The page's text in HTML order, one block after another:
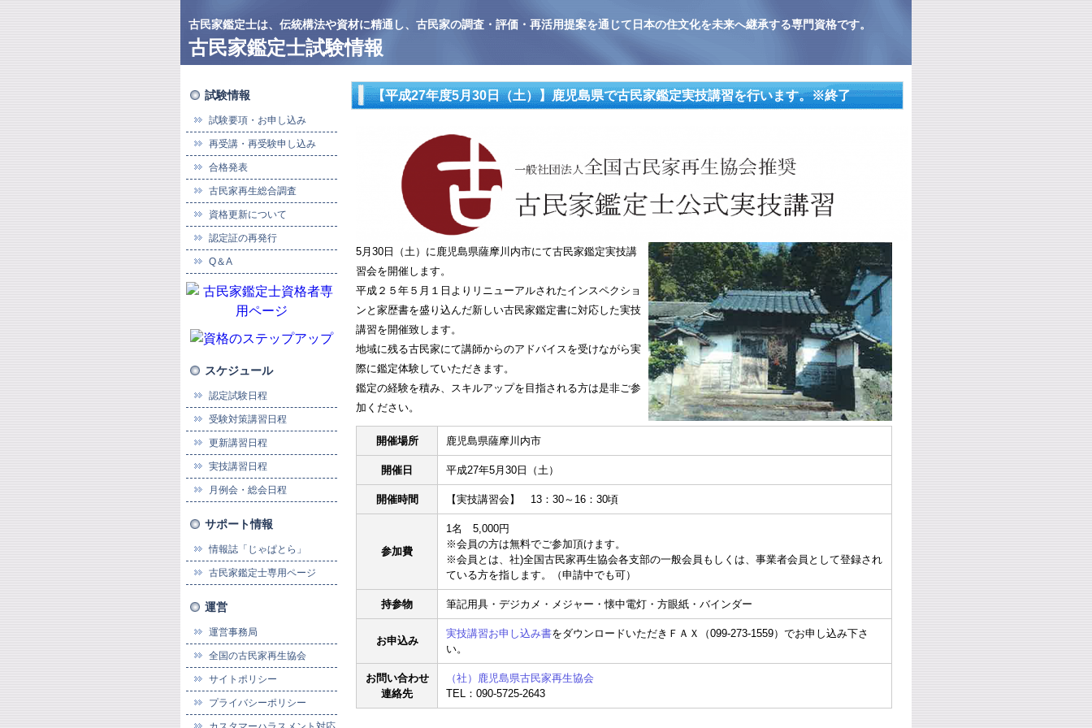
古民家鑑定士は、伝統構法や資材に精通し、古民家の調査・評価・再活用提案を通じて日本の住文化を未来へ継承する専門資格です。
古民家鑑定士試験情報
試験情報
試験要項・お申し込み
再受講・再受験申し込み
合格発表
古民家再生総合調査
資格更新について
認定証の再発行
Q＆A
スケジュール
認定試験日程
受験対策講習日程
更新講習日程
実技講習日程
月例会・総会日程
サポート情報
情報誌「じゃぱとら」
古民家鑑定士専用ページ
運営
運営事務局
全国の古民家再生協会
サイトポリシー
プライバシーポリシー
【平成27年度5月30日（土）】鹿児島県で古民家鑑定実技講習を行います。※終了
5月30日（土）に鹿児島県薩摩川内市にて古民家鑑定実技講
習会を開催します。
平成２５年５月１日よりリニューアルされたインスペクショ
ンと家歴書を盛り込んだ新しい古民家鑑定書に対応した実技
講習を開催致します。
地域に残る古民家にて講師からのアドバイスを受けながら実
際に鑑定体験していただきます。
鑑定の経験を積み、スキルアップを目指される方は是非ご参
加ください。
開催場所 鹿児島県薩摩川内市
開催日 平成27年5月30日（土）
開催時間 【実技講習会】 13：30～16：30頃
参加費
1名 5,000円
※会員の方は無料でご参加頂けます。
※会員とは、社)全国古民家再生協会各支部の一般会員もしくは、事業者会員として登録され
ている方を指します。（申請中でも可）
持参物 筆記用具・デジカメ・メジャー・懐中電灯・方眼紙・バインダー
お申込み
実技講習お申し込み書をダウンロードいただきＦＡＸ（099-273-1559）でお申し込み下さ
い。
お問い合わせ
連絡先
（社）鹿児島県古民家再生協会
TEL：090-5725-2643